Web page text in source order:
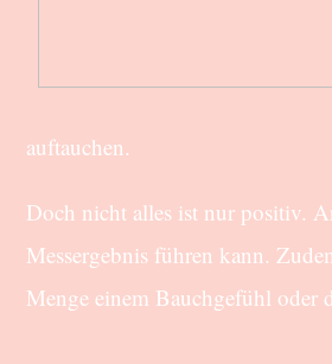
auftauchen.
Doch nicht alles ist nur positiv.
Messergebnis führen kann.
Menge einem Bauchgefühl oder